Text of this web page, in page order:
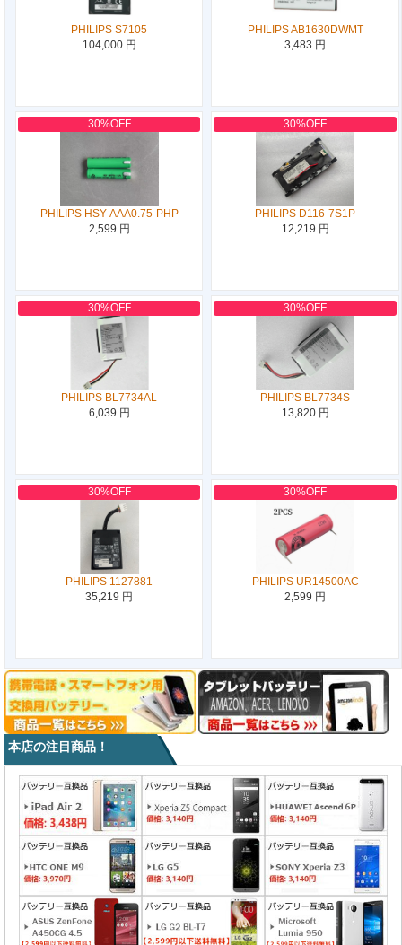
PHILIPS S7105
104,000 円
PHILIPS AB1630DWMT
3,483 円
30%OFF
PHILIPS HSY-AAA0.75-PHP
2,599 円
30%OFF
PHILIPS D116-7S1P
12,219 円
30%OFF
PHILIPS BL7734AL
6,039 円
30%OFF
PHILIPS BL7734S
13,820 円
30%OFF
PHILIPS 1127881
35,219 円
30%OFF
PHILIPS UR14500AC
2,599 円
本店の注目商品！